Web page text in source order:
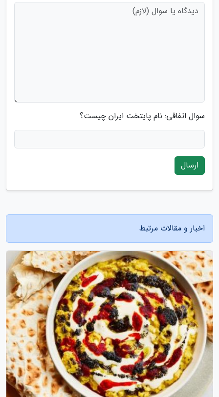
سوال اتفاقی: نام پایتخت ایران چیست؟
ارسال
اخبار و مقالات مرتبط